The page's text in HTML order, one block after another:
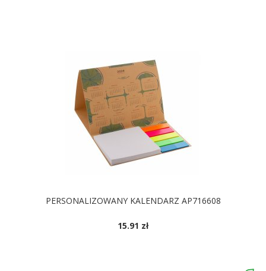
PERSONALIZOWANY KALENDARZ AP716608
15.91 zł